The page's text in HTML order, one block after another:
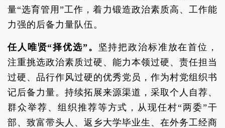
量“选育管用”工作，着力锻造政治素质高、工作能
力强的后备力量队伍。
任人唯贤“择优选”。 坚持把政治标准放在首位，
注重挑选政治素质过硬、能力本领过硬、责任担当
过硬、品行作风过硬的优秀党员，作为村党组织书
记后备力量。持续拓展来源渠道，采取个人自荐、
群众举荐、组织推荐等方式，从现任村“两委”干
部、致富带头人、返乡大学毕业生、在外务工经商